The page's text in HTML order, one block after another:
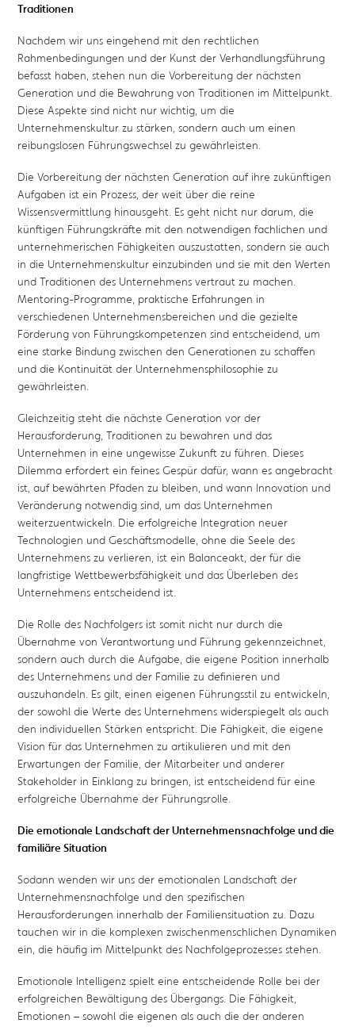
Traditionen
Nachdem wir uns eingehend mit den rechtlichen
Rahmenbedingungen und der Kunst der Verhandlungsführung
befasst haben, stehen nun die Vorbereitung der nächsten
Generation und die Bewahrung von Traditionen im Mittelpunkt.
Diese Aspekte sind nicht nur wichtig, um die
Unternehmenskultur zu stärken, sondern auch um einen
reibungslosen Führungswechsel zu gewährleisten.
Die Vorbereitung der nächsten Generation auf ihre zukünftigen
Aufgaben ist ein Prozess, der weit über die reine
Wissensvermittlung hinausgeht. Es geht nicht nur darum, die
künftigen Führungskräfte mit den notwendigen fachlichen und
unternehmerischen Fähigkeiten auszustatten, sondern sie auch
in die Unternehmenskultur einzubinden und sie mit den Werten
und Traditionen des Unternehmens vertraut zu machen.
Mentoring-Programme, praktische Erfahrungen in
verschiedenen Unternehmensbereichen und die gezielte
Förderung von Führungskompetenzen sind entscheidend, um
eine starke Bindung zwischen den Generationen zu schaffen
und die Kontinuität der Unternehmensphilosophie zu
gewährleisten.
Gleichzeitig steht die nächste Generation vor der
Herausforderung, Traditionen zu bewahren und das
Unternehmen in eine ungewisse Zukunft zu führen. Dieses
Dilemma erfordert ein feines Gespür dafür, wann es angebracht
ist, auf bewährten Pfaden zu bleiben, und wann Innovation und
Veränderung notwendig sind, um das Unternehmen
weiterzuentwickeln. Die erfolgreiche Integration neuer
Technologien und Geschäftsmodelle, ohne die Seele des
Unternehmens zu verlieren, ist ein Balanceakt, der für die
langfristige Wettbewerbsfähigkeit und das Überleben des
Unternehmens entscheidend ist.
Die Rolle des Nachfolgers ist somit nicht nur durch die
Übernahme von Verantwortung und Führung gekennzeichnet,
sondern auch durch die Aufgabe, die eigene Position innerhalb
des Unternehmens und der Familie zu definieren und
auszuhandeln. Es gilt, einen eigenen Führungsstil zu entwickeln,
der sowohl die Werte des Unternehmens widerspiegelt als auch
den individuellen Stärken entspricht. Die Fähigkeit, die eigene
Vision für das Unternehmen zu artikulieren und mit den
Erwartungen der Familie, der Mitarbeiter und anderer
Stakeholder in Einklang zu bringen, ist entscheidend für eine
erfolgreiche Übernahme der Führungsrolle.
Die emotionale Landschaft der Unternehmensnachfolge und die
familiäre Situation
Sodann wenden wir uns der emotionalen Landschaft der
Unternehmensnachfolge und den spezifischen
Herausforderungen innerhalb der Familiensituation zu. Dazu
tauchen wir in die komplexen zwischenmenschlichen Dynamiken
ein, die häufig im Mittelpunkt des Nachfolgeprozesses stehen.
Emotionale Intelligenz spielt eine entscheidende Rolle bei der
erfolgreichen Bewältigung des Übergangs. Die Fähigkeit,
Emotionen – sowohl die eigenen als auch die der anderen